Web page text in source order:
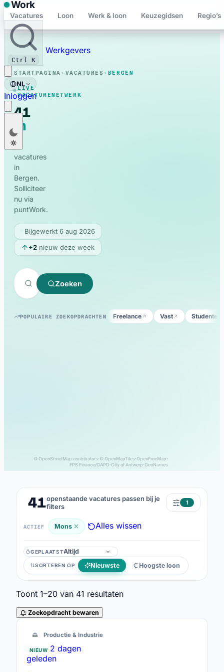
Work
Vacatures Loon Werk & loon Keuzegidsen Regio’s
Ctrl K
Werkgevers
NL
NL
EN English
DE Deutsch
RO Română
RU Русский
ES Español
UK Українська
TR Türkçe
Inloggen
Bewaard
© OpenStreetMap contributors·© OpenMapTiles·OpenFreeMap·
FPS Finance/GAPD·City of Antwerp·GeoNames
STARTPAGINA › VACATURES › BERGEN
LIVE
VACATURENETWERK
41
live
vacatures
in
Bergen
41
vacatures
in
Bergen.
Solliciteer
nu via
puntWork.
Bijgewerkt 6 aug 2026
+2 nieuw deze week
Zoeken
POPULAIRE ZOEKOPDRACHTEN Freelance Vast
41openstaande vacatures passen bij je
filters
1
ACTIEF Mons Alles wissen
GEPLAATST
Geplaatst
SORTEREN OP Nieuwste Hoogste loon
Toont 1–20 van 41 resultaten
Zoekopdracht bewaren
41 resultaten
Productie & Industrie
NIEUW 2 dagen
geleden